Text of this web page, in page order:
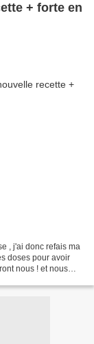
+ forte en
, j'ai donc refais ma
doses pour avoir
nous ! et nous